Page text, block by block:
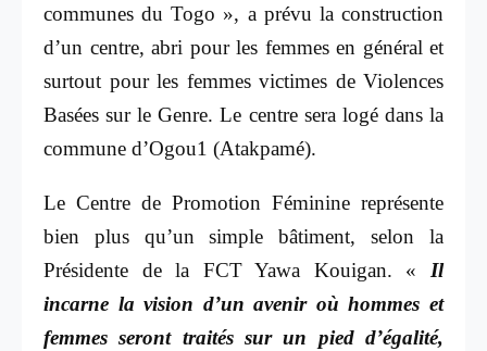
communes du Togo », a prévu la construction
d’un centre, abri pour les femmes en général et
surtout pour les femmes victimes de Violences
Basées sur le Genre. Le centre sera logé dans la
commune d’Ogou1 (Atakpamé).
Le Centre de Promotion Féminine représente
bien plus qu’un simple bâtiment, selon la
Présidente de la FCT Yawa Kouigan. « Il
incarne la vision d’un avenir où hommes et
femmes seront traités sur un pied d’égalité,